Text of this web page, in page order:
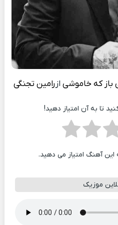
باز که خاموشی از رامین تجنگی
تا به آن امتیاز دهید!
این آهنگ امتیاز می دهید.
موزیک